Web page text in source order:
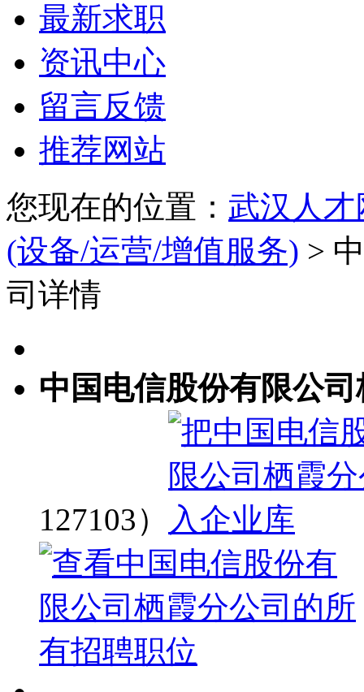
最新求职
资讯中心
留言反馈
推荐网站
您现在的位置： 武汉人才
(设备/运营/增值服务) >
司详情
中国电信股份有限公
127103）